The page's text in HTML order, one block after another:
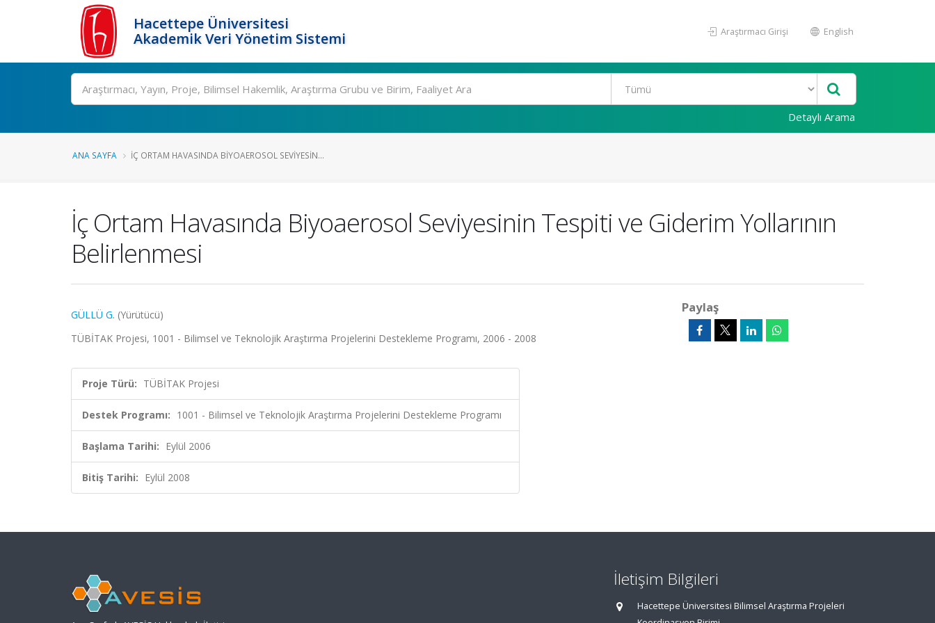
Hacettepe Üniversitesi
Akademik Veri Yönetim Sistemi
Araştırmacı Girişi English
Ara
Detaylı Arama
ANA SAYFA İÇ ORTAM HAVASINDA BIYOAEROSOL SEVIYESIN...
İç Ortam Havasında Biyoaerosol Seviyesinin Tespiti ve Giderim Yollarının
Belirlenmesi
GÜLLÜ G. (Yürütücü)
TÜBİTAK Projesi, 1001 - Bilimsel ve Teknolojik Araştırma Projelerini Destekleme Programı, 2006 - 2008
Proje Türü: TÜBİTAK Projesi
Destek Programı: 1001 - Bilimsel ve Teknolojik Araştırma Projelerini Destekleme Programı
Başlama Tarihi: Eylül 2006
Bitiş Tarihi: Eylül 2008
Paylaş
İletişim Bilgileri
Hacettepe Üniversitesi Bilimsel Araştırma Projeleri